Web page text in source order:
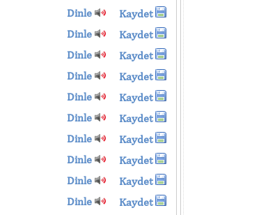
Dinle
Kaydet
Dinle
Kaydet
Dinle
Kaydet
Dinle
Kaydet
Dinle
Kaydet
Dinle
Kaydet
Dinle
Kaydet
Dinle
Kaydet
Dinle
Kaydet
Dinle
Kaydet